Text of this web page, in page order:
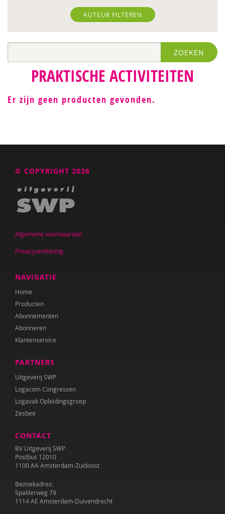
Karin van der Meulen
Sabine Plemper
AUTEUR FILTEREN
ZOEKEN
PRAKTISCHE ACTIVITEITEN
Er zijn geen producten gevonden.
© COPYRIGHT 2026
Algemene voorwaarden
Privacyverklaring
NAVIGATIE
Home
Producten
Abonnementen
Abonneren
Klantenservice
PARTNERS
Uitgeverij SWP
Logacom Congressen
Logavak Opleidingsgroep
Zesbee
CONTACT
BV Uitgeverij SWP
Postbus 12010
1100 AA Amsterdam-Zuidoost
Bezoekadres:
Spaklerweg 79
1114 AE Amsterdam-Duivendrecht